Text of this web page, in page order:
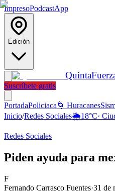
ImpresoPodcastApp
Edición
Quinta
Suscríbete gratis
PortadaPoliciaca 🌀 Huracanes
Inicio/Redes Sociales🌦️18°C·
Redes Sociales
Piden ayuda para
F
Fernando Carrasco Fuentes·31 de